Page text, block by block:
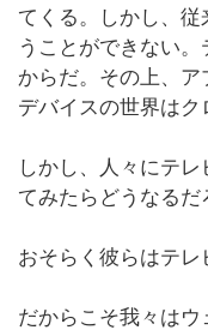
てくる。しかし、
うことができない
からだ。その上、
デバイスの世界はク
しかし、人々にテ
てみたらどうなるだ
おそらく彼らはテレ
だからこそ我々はウ